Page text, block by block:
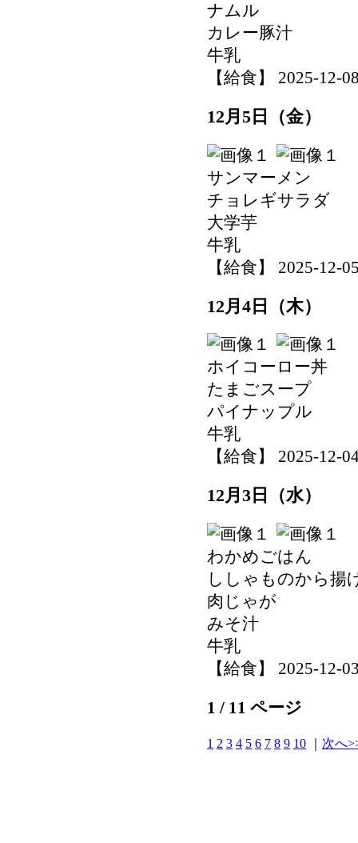
ナムル
カレー豚汁
牛乳
【給食】 2025-12-
12月5日（金）
サンマーメン
チョレギサラダ
大学芋
牛乳
【給食】 2025-12-
12月4日（木）
ホイコーロー丼
たまごスープ
パイナップル
牛乳
【給食】 2025-12-
12月3日（水）
わかめごはん
ししゃものから揚
肉じゃが
みそ汁
牛乳
【給食】 2025-12-
1 / 11 ページ
1 2 3 4 5 6 7 8 9 10 次へ